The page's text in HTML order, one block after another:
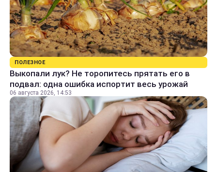
ПОЛЕЗНОЕ
Выкопали лук? Не торопитесь прятать его в
подвал: одна ошибка испортит весь урожай
06 августа 2026, 14:53